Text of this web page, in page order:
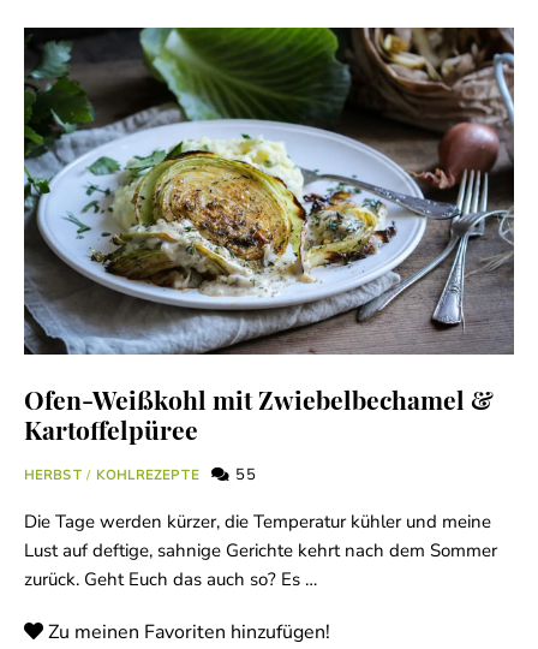
Ofen-Weißkohl mit Zwiebelbechamel &
Kartoffelpüree
HERBST / KOHLREZEPTE 55
Die Tage werden kürzer, die Temperatur kühler und meine
Lust auf deftige, sahnige Gerichte kehrt nach dem Sommer
zurück. Geht Euch das auch so? Es …
Zu meinen Favoriten hinzufügen!